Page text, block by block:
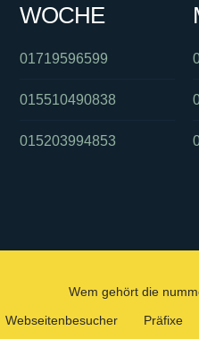
WOCHE
01719596599
015510490838
015203994853
Wem gehört die
Webseitenbesucher
Präfixe